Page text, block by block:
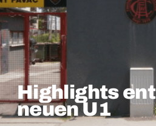
Highlights
neuen U1